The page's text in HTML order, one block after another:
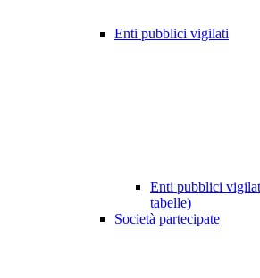
Enti pubblici vigilati
Enti pubblici
tabelle)
Società partecipate